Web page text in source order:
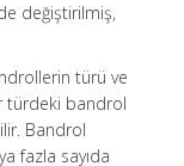
değiştirilmiş,
türü ve
türdeki bandrol
Bandrol
fazla sayıda